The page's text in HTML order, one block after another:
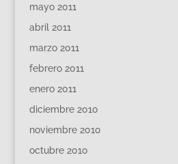
mayo 2011
abril 2011
marzo 2011
febrero 2011
enero 2011
diciembre 2010
noviembre 2010
octubre 2010